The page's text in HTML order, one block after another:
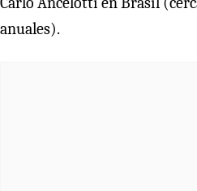
anuales).